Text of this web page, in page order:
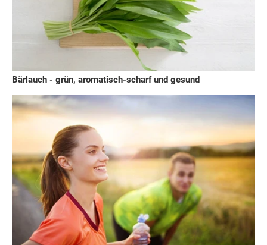
Bärlauch - grün, aromatisch-scharf und gesund